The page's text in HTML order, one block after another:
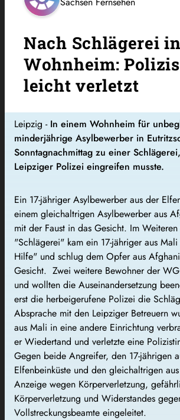
Nach Schlägerei in
Wohnheim:
leicht verletzt
Leipzig - In einem Wohnheim für
minderjährige Asylbewerber in
Sonntagnachmittag zu einer
Leipziger Polizei eingreifen musste.
Ein 17-jähriger Asylbewerber aus der
einem gleichaltrigen Asylbewerber aus
mit der Faust in das Gesicht. Im
"Schlägerei" kam ein 17-jähriger aus
Hilfe" und schlug dem Opfer aus
Gesicht. Zwei weitere Bewohner der
und wollten die Auseinandersetzung
erst die herbeigerufene Polizei die
Absprache mit den Leipziger Betreuern
aus Mali in eine andere Einrichtung
er Wiedertand und verletzte eine
Gegen beide Angreifer, den 17-jährigen
Elfenbeinküste und den gleichaltrigen
Anzeige wegen Körperverletzung,
Körperverletzung und Widerstandes
Vollstreckungsbeamte eingeleitet.